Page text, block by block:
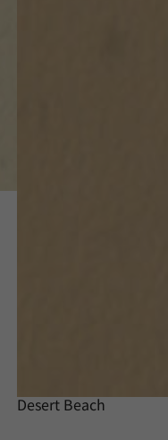
Desert Beach